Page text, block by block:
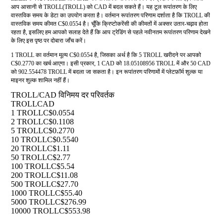
आप आसानी से TROLL(TROLL) को CAD में बदल सकते हैं। यह टूल रूपांतरण के लिए
वास्तविक समय के डेटा का उपयोग करता है। वर्तमान रूपांतरण परिणाम दर्शाता है कि TROLL की
वास्तविक समय कीमत C$0.0554 है। चूँकि क्रिप्टोकरेंसी की कीमतों में अक्सर उतार-चढ़ाव होता
रहता है, इसलिए हम आपको सलाह देते हैं कि आप ट्रेडिंग से पहले नवीनतम रूपांतरण परिणाम देखने
के लिए इस पृष्ठ पर दोबारा जाँच करें।
1 TROLL का वर्तमान मूल्य C$0.0554 है, जिसका अर्थ है कि 5 TROLL खरीदने पर आपको
C$0.2770 का खर्च आएगा। इसी प्रकार, 1 CAD को 18.05108956 TROLL में और 50 CAD
को 902.554478 TROLL में बदला जा सकता है। इन रूपांतरण परिणामों में प्लेटफ़ॉर्म शुल्क या
माइनर शुल्क शामिल नहीं हैं।
TROLL/CAD विनिमय दर परिवर्तक
TROLLCAD
1 TROLLC$0.0554
2 TROLLC$0.1108
5 TROLLC$0.2770
10 TROLLC$0.5540
20 TROLLC$1.11
50 TROLLC$2.77
100 TROLLC$5.54
200 TROLLC$11.08
500 TROLLC$27.70
1000 TROLLC$55.40
5000 TROLLC$276.99
10000 TROLLC$553.98